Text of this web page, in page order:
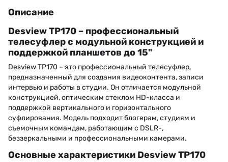
Описание
Desview TP170 – профессиональный
телесуфлер с модульной конструкцией и
поддержкой планшетов до 15"
Desview TP170 – это профессиональный телесуфлер,
предназначенный для создания видеоконтента, записи
интервью и работы в студии. Он отличается модульной
конструкцией, оптическим стеклом HD-класса и
поддержкой вертикального и горизонтального
суфлирования. Модель подходит блогерам, студиям и
съемочным командам, работающим с DSLR-,
беззеркальными и профессиональными камерами.
Основные характеристики Desview TP170